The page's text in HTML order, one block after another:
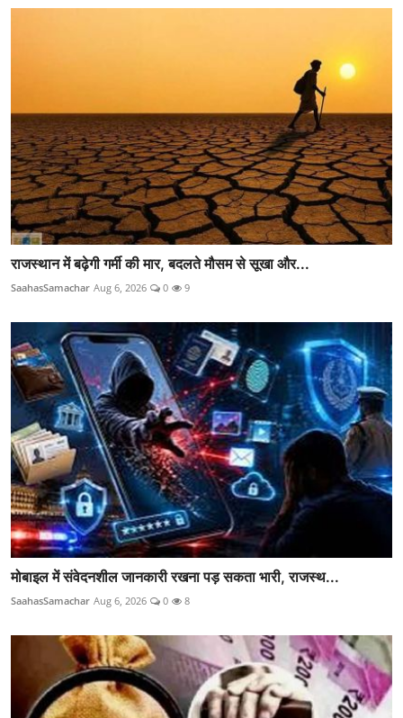
राजस्थान में बढ़ेगी गर्मी की मार, बदलते मौसम से सूखा और...
SaahasSamachar Aug 6, 2026 0 9
मोबाइल में संवेदनशील जानकारी रखना पड़ सकता भारी, राजस्थ...
SaahasSamachar Aug 6, 2026 0 8